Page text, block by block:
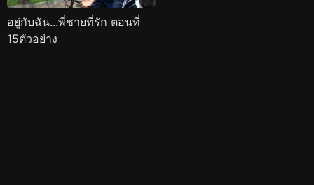
อยู่กับฉัน...พี่ชายที่รัก ตอนที่
15ตัวอย่าง